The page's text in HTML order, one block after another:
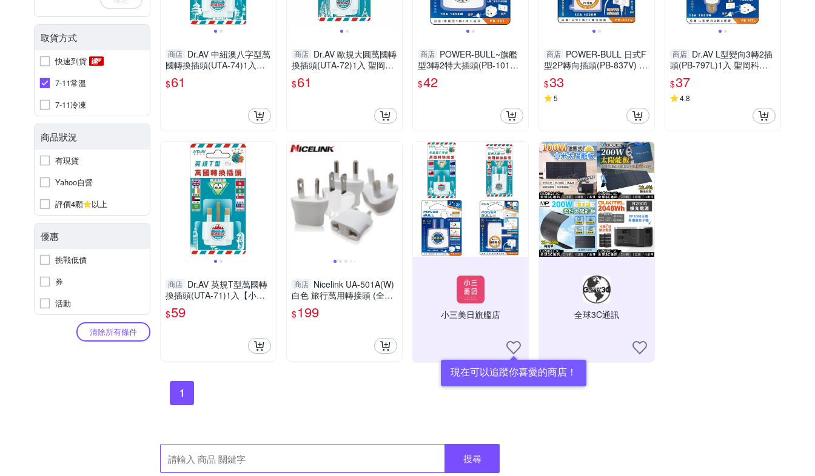
取貨方式
快速到貨
7-11常溫
7-11冷凍
商品狀況
有現貨
Yahoo自營
評價4顆
以上
優惠
挑戰低價
券
活動
清除所有條件
商店 Dr.AV 中紐澳八字型萬
國轉換插頭(UTA-74)1入
【小三美日】 DS016390 聖
岡科技
$61
商店 Dr.AV 歐規大圓萬國轉
換插頭(UTA-72)1入 聖岡科
技【小三美日】 DS016388
$61
商店 POWER-BULL~旗艦
型3轉2特大插頭(PB-101
(W) ) 聖岡科技【小三美
日】 DS016396
$42
商店 POWER-BULL 日式F
型2P轉向插頭(PB-837V) 聖
岡科技【小三美日】 DS016
403
$33
5
商店 Dr.AV L型變向3轉2插
頭(PB-797L)1入 聖岡科技
【小三美日】 DS016402
$37
4.8
商店 Dr.AV 英規T型萬國轉
換插頭(UTA-71)1入【小三
美日】 DS016391
$59
商店 Nicelink UA-501A(W)
白色 旅行萬用轉接頭 (全球
通用組合包)
$199 小三美日旗艦店
現在可以追蹤你喜愛的商店！
全球3C通訊
1
搜尋